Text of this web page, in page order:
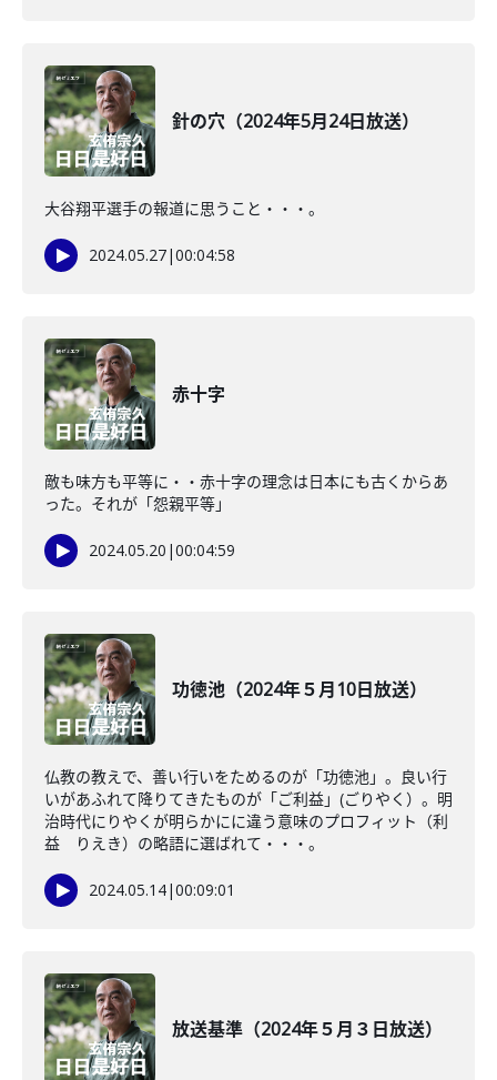
針の穴（2024年5月24日放送）
大谷翔平選手の報道に思うこと・・・。
2024.05.27|00:04:58
赤十字
敵も味方も平等に・・赤十字の理念は日本にも古くからあ
った。それが「怨親平等」
2024.05.20 |00:04:59
功徳池（2024年５月10日放送）
仏教の教えで、善い行いをためるのが「功徳池」。良い行
いがあふれて降りてきたものが「ご利益」(ごりやく）。明
治時代にりやくが明らかにに違う意味のプロフィット（利
益 りえき）の略語に選ばれて・・・。
2024.05.14|00:09:01
放送基準（2024年５月３日放送）